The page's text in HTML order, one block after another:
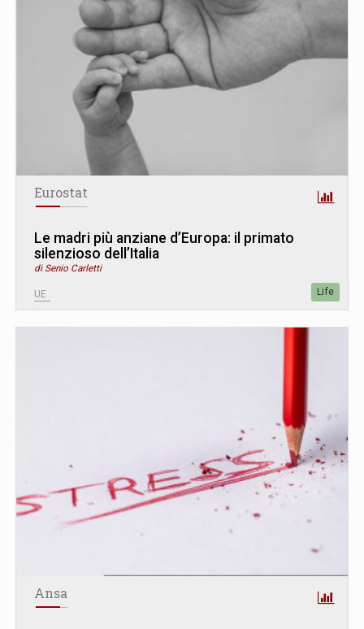
Eurostat
Le madri più anziane d’Europa: il primato
silenzioso dell’Italia
di Senio Carletti
UE Life
Ansa